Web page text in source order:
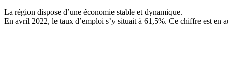
La région dispose d’une économie stable et dynamique.
En avril 2022, le taux d’emploi s’y situait à 61,5%. Ce chiffre est en